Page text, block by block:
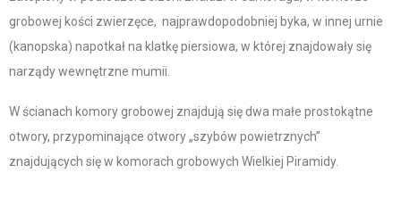
grobowej kości zwierzęce, najprawdopodobniej byka, w innej urnie
(kanopska) napotkał na klatkę piersiowa, w której znajdowały się
narządy wewnętrzne mumii.
W ścianach komory grobowej znajdują się dwa małe prostokątne
otwory, przypominające otwory „szybów powietrznych”
znajdujących się w komorach grobowych Wielkiej Piramidy.